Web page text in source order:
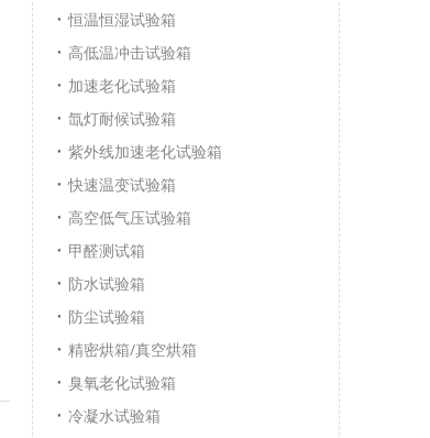
恒温恒湿试验箱
高低温冲击试验箱
加速老化试验箱
氙灯耐候试验箱
紫外线加速老化试验箱
快速温变试验箱
高空低气压试验箱
甲醛测试箱
防水试验箱
防尘试验箱
精密烘箱/真空烘箱
臭氧老化试验箱
冷凝水试验箱